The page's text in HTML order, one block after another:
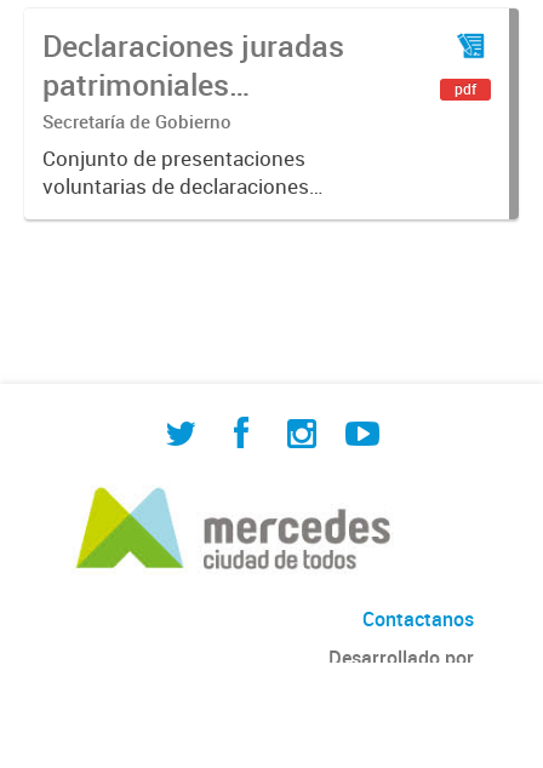
Declaraciones juradas
patrimoniales
voluntarias 2015-2017
Secretaría de Gobierno
Conjunto de presentaciones
voluntarias de declaraciones
juradas patrimoniales anuales de
pdf
Contactanos
Desarrollado por